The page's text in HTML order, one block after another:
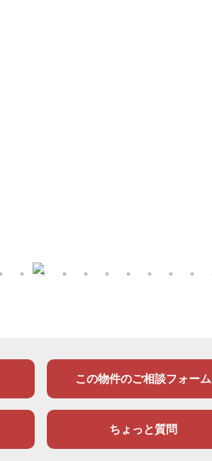
この物件のご相談フォーム
ちょっと質問